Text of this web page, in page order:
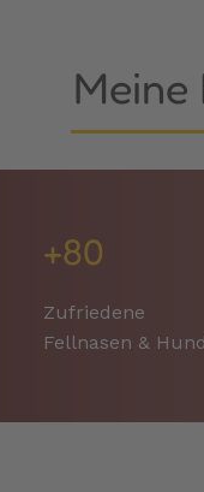
+80
Zufriedene
Fellnasen &